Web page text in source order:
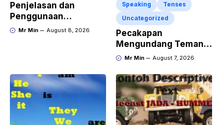
Penjelasan dan
Penggunaan
“Expressing
Mr Min August 8, 2026
Speaking
Tenses
Uncategorized
Pecakapan
Mengundang Teman
ke Acara Pesta Ulang
Invitation” Dalam
Bahasa Inggris
Mr Min August 7, 2026